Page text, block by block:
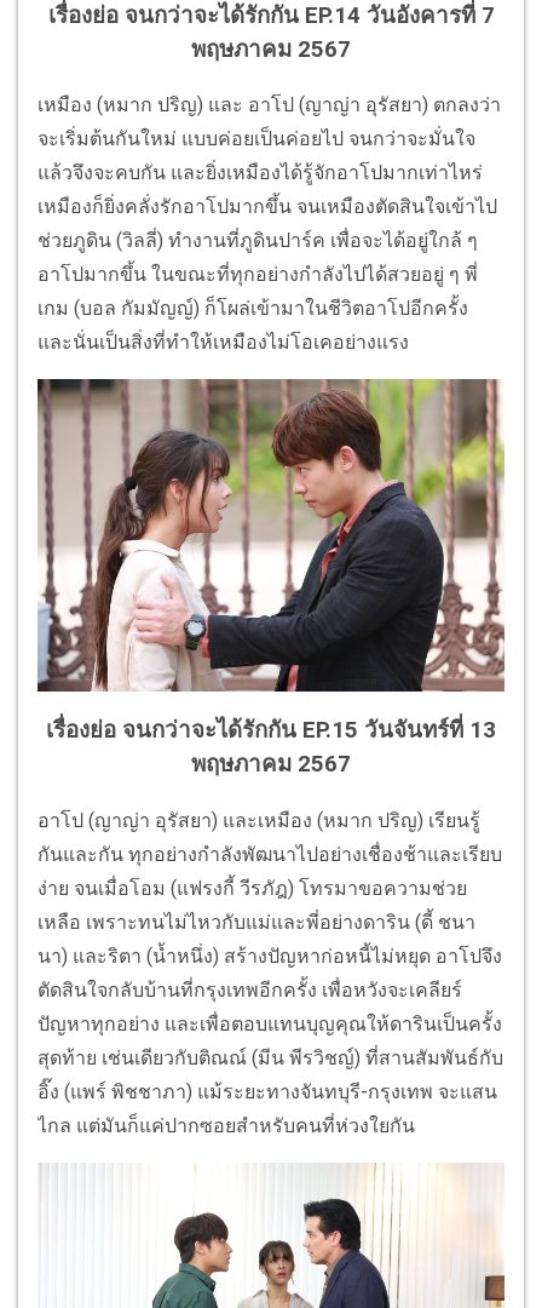
เรื่องย่อ จนกว่าจะได้รักกัน EP.14 วันอังคารที่ 7
พฤษภาคม 2567
เหมือง (หมาก ปริญ) และ อาโป (ญาญ่า อุรัสยา) ตกลงว่า
จะเริ่มต้นกันใหม่ แบบค่อยเป็นค่อยไป จนกว่าจะมั่นใจ
แล้วจึงจะคบกัน และยิ่งเหมืองได้รู้จักอาโปมากเท่าไหร่
เหมืองก็ยิ่งคลั่งรักอาโปมากขึ้น จนเหมืองตัดสินใจเข้าไป
ช่วยภูดิน (วิลลี่) ทำงานที่ภูดินปาร์ค เพื่อจะได้อยู่ใกล้ ๆ
อาโปมากขึ้น ในขณะที่ทุกอย่างกำลังไปได้สวยอยู่ ๆ พี่
เกม (บอล กัมมัญญ์) ก็โผล่เข้ามาในชีวิตอาโปอีกครั้ง
และนั่นเป็นสิ่งที่ทำให้เหมืองไม่โอเคอย่างแรง
เรื่องย่อ จนกว่าจะได้รักกัน EP.15 วันจันทร์ที่ 13
พฤษภาคม 2567
อาโป (ญาญ่า อุรัสยา) และเหมือง (หมาก ปริญ) เรียนรู้
กันและกัน ทุกอย่างกำลังพัฒนาไปอย่างเชื่องช้าและเรียบ
ง่าย จนเมื่อโอม (แฟรงกี้ วีรภัฎ) โทรมาขอความช่วย
เหลือ เพราะทนไม่ไหวกับแม่และพี่อย่างดาริน (ดี้ ชนา
นา) และริตา (น้ำหนึ่ง) สร้างปัญหาก่อหนี้ไม่หยุด อาโปจึง
ตัดสินใจกลับบ้านที่กรุงเทพอีกครั้ง เพื่อหวังจะเคลียร์
ปัญหาทุกอย่าง และเพื่อตอบแทนบุญคุณให้ดารินเป็นครั้ง
สุดท้าย เช่นเดียวกับติณณ์ (มีน พีรวิชญ์) ที่สานสัมพันธ์กับ
อิ๊ง (แพร์ พิชชาภา) แม้ระยะทางจันทบุรี-กรุงเทพ จะแสน
ไกล แต่มันก็แค่ปากซอยสำหรับคนที่ห่วงใยกัน